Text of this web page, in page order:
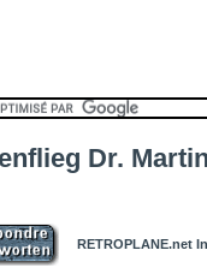
Dr.
RETROPLANE.net